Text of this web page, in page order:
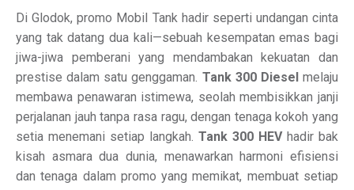
Di Glodok, promo Mobil Tank hadir seperti undangan cinta
yang tak datang dua kali—sebuah kesempatan emas bagi
jiwa-jiwa pemberani yang mendambakan kekuatan dan
prestise dalam satu genggaman. Tank 300 Diesel melaju
membawa penawaran istimewa, seolah membisikkan janji
perjalanan jauh tanpa rasa ragu, dengan tenaga kokoh yang
setia menemani setiap langkah. Tank 300 HEVhadir bak
kisah asmara dua dunia, menawarkan harmoni efisiensi
dan tenaga dalam promo yang memikat, membuat setiap